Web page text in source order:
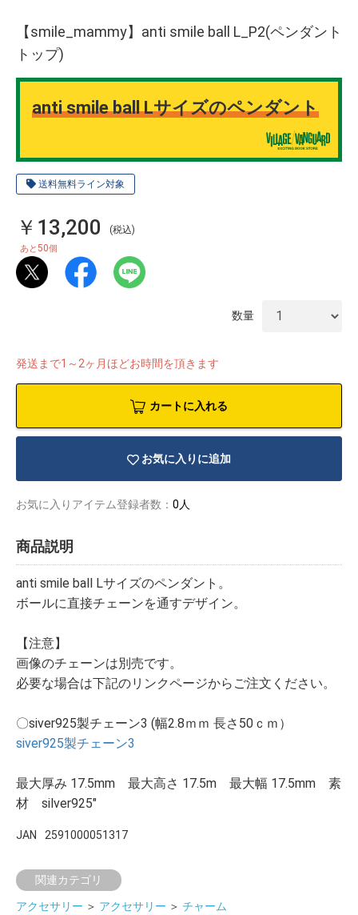
送料無料ライン対象
【smile_mammy】anti smile ball L_P2(ペンダント
トップ)
anti smile ball Lサイズのペンダント
￥13,200 (税込)
あと50個
数量
発送まで1～2ヶ月ほどお時間を頂きます
カートに入れる
お気に入りに追加
お気に入りアイテム登録者数： 0人
商品説明
anti smile ball Lサイズのペンダント。
ボールに直接チェーンを通すデザイン。
【注意】
画像のチェーンは別売です。
必要な場合は下記のリンクページからご注文ください。
〇siver925製チェーン3 (幅2.8ｍｍ 長さ50ｃｍ）
siver925製チェーン3
最大厚み 17.5mm 最大高さ 17.5m 最大幅 17.5mm 素
材 silver925"
JAN 2591000051317
関連カテゴリ
アクセサリー ＞ アクセサリー ＞ チャーム
イラストレ
アダルトグ